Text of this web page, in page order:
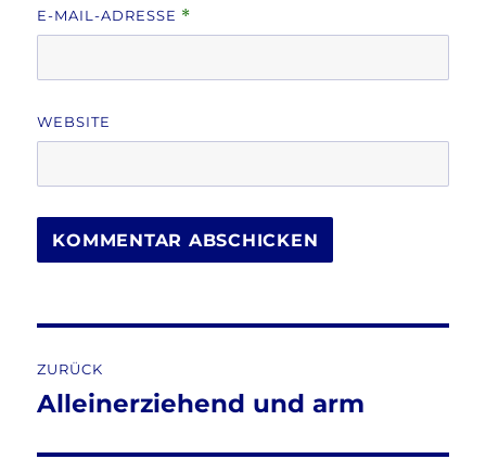
E-MAIL-ADRESSE *
WEBSITE
ZURÜCK
Vorheriger
Alleinerziehend und arm